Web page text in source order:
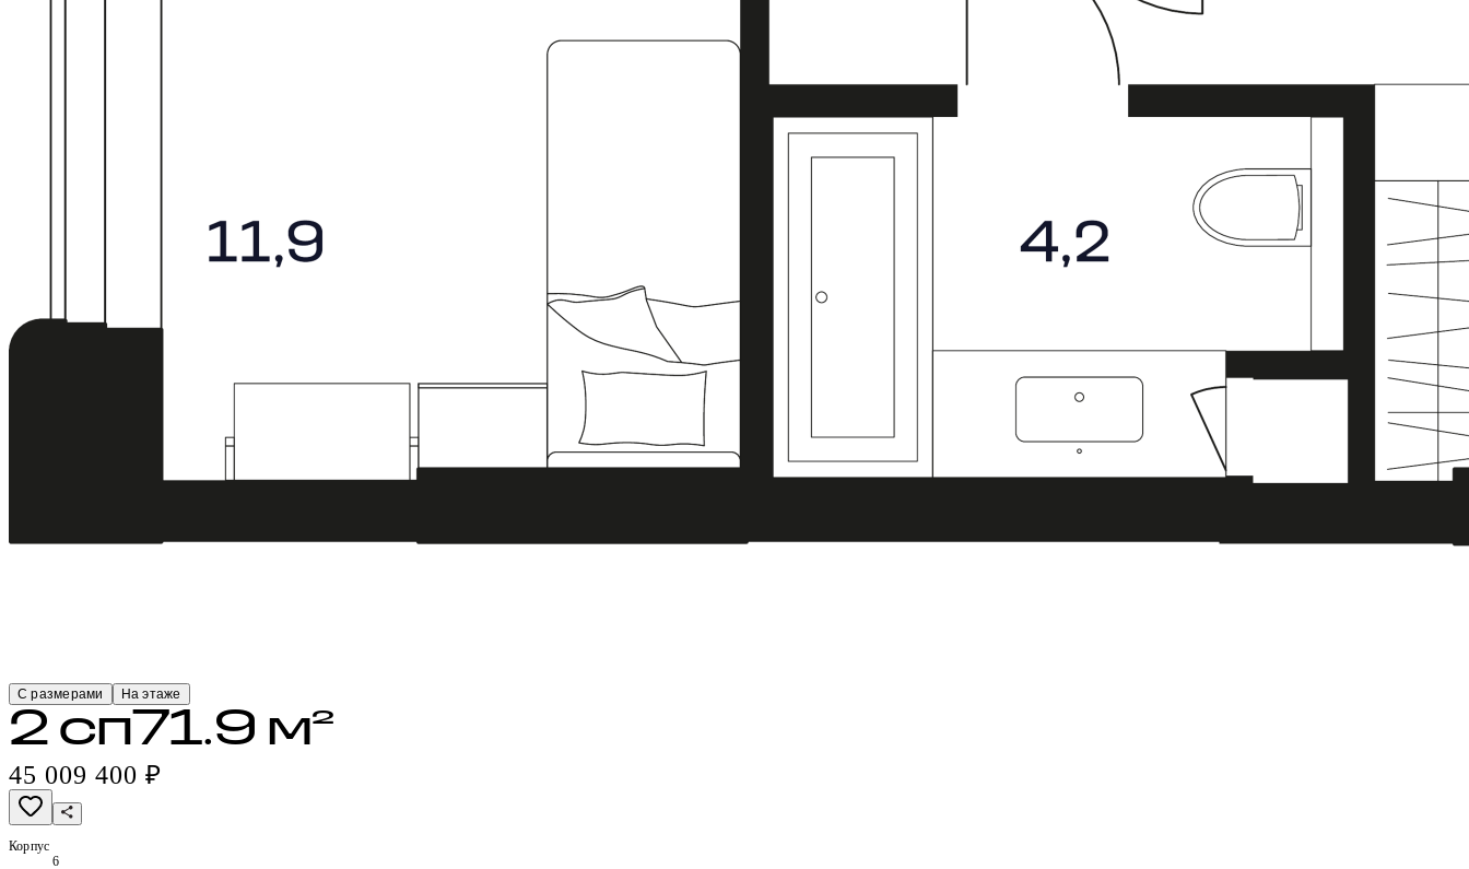
С размерами На этаже
2 сп71.9 м²
45 009 400 ₽
Корпус
6